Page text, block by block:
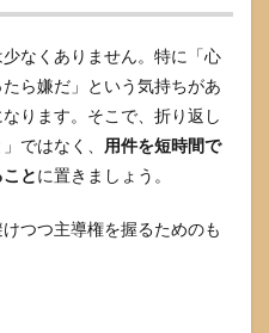
なくありません。特に「心
ら嫌だ」という気持ちがあ
ります。そこで、折り返し
ではなく、 用件を短時間で
とに置きましょう。
つつ主導権を握るためのも